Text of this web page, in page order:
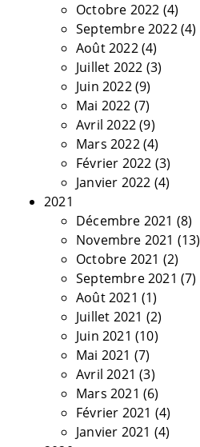
Octobre 2022 (4)
Septembre 2022(4)
Août 2022(4)
Juillet 2022 (3)
Juin 2022(9)
Mai 2022 (7)
Avril 2022(9)
Mars 2022(4)
Février 2022 (3)
Janvier 2022 (4)
2021
Décembre 2021 (8)
Novembre 2021 (13)
Octobre 2021 (2)
Septembre 2021 (7)
Août 2021 (1)
Juillet 2021 (2)
Juin 2021 (10)
Mai 2021 (7)
Avril 2021 (3)
Mars 2021 (6)
Février 2021 (4)
Janvier 2021 (4)